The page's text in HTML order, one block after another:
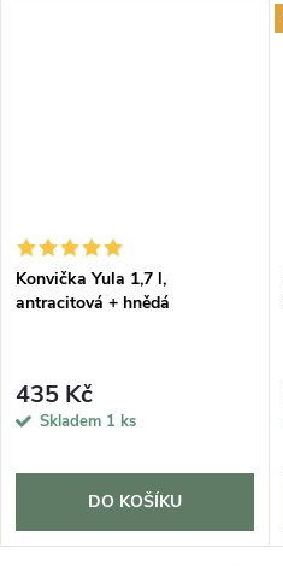
Konvička Yula 1,7 l,
antracitová + hnědá
435 Kč
Skladem 1 ks
DO KOŠÍKU